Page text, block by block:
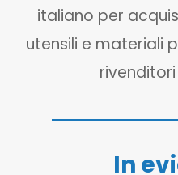
italiano per
utensili e materiali
In